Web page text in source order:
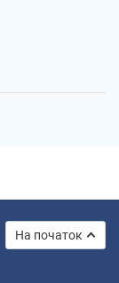
На початок